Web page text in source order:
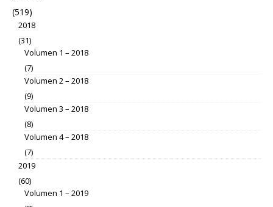
(519)
2018
(31)
Volumen 1 – 2018
(7)
Volumen 2 – 2018
(9)
Volumen 3 – 2018
(8)
Volumen 4 – 2018
(7)
2019
(60)
Volumen 1 – 2019